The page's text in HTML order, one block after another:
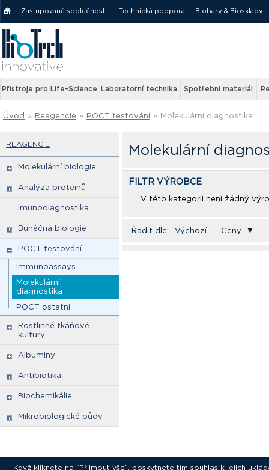
Zastupované společnosti Technická podpora Biobary & Biosklady
Přístroje pro Life-Science Laboratorní technika Spotřební materiál
Úvod » Reagencie » POCT testování » Molekulární diagnostika
REAGENCIE
Molekulární biologie
Analýza proteinů
Imunodiagnostika
Buněčná biologie
POCT testování
Immunoassays
Molekulární
diagnostika
POCT ostatní
Rostlinné tkáňové
kultury
Albuminy
Antibiotika
Biochemikálie
Mikrobiologické půdy
Molekulární
FILTR VÝROBCE
V této kategorii není žádný
Řadit dle: Výchozí Ceny ▼
Když kliknete na “Přijmout vše”, poskytnete tím souhlas k jejich